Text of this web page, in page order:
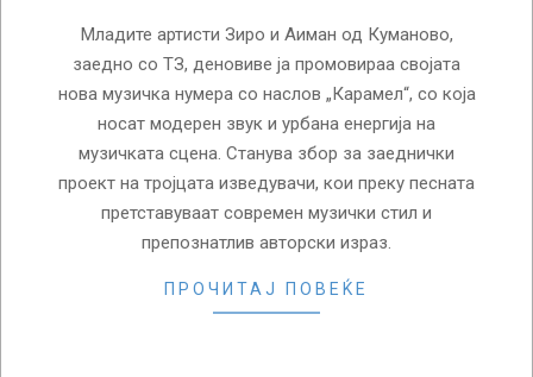
Младите артисти Зиро и Аиман од Куманово,
заедно со ТЗ, деновиве ја промовираа својата
нова музичка нумера со наслов „Карамел“, со која
носат модерен звук и урбана енергија на
музичката сцена. Станува збор за заеднички
проект на тројцата изведувачи, кои преку песната
претставуваат современ музички стил и
препознатлив авторски израз.
ПРОЧИТАЈ ПОВЕЌЕ